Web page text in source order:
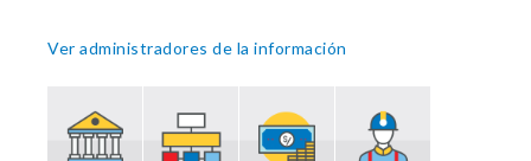
Ver administradores de la información